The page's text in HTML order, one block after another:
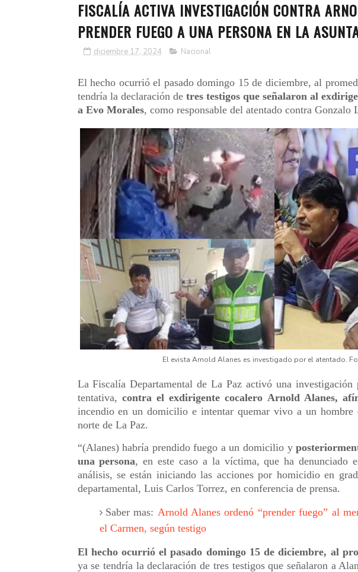
FISCALÍA ACTIVA INVESTIGACIÓN CONTRA
PRENDER FUEGO A UNA PERSONA EN LA
diciembre 17, 2024 Nacional
El hecho ocurrió el pasado domingo 15 de diciembre, al
tendría la declaración de tres testigos que señalaron al
a Evo Morales, como responsable del atentado contra Gonzalo
El evista Arnold Alanes es investigado por el atentado.
La Fiscalía Departamental de La Paz activó una
tentativa, contra el exdirigente cocalero Arnold Alanes,
incendio en un domicilio e intentar quemar vivo a un
norte de La Paz.
“(Alanes) habría prendido fuego a un domicilio y
una persona, en este caso a la víctima, que ha denunciado
análisis, se están iniciando las acciones por homicidio en
departamental, Luis Carlos Torrez, en conferencia de prensa.
Saber mas: Arnold Alanes ordenó “prender fuego” al
el Carmen, según testigo
El hecho ocurrió el pasado domingo 15 de diciembre, al
ya se tendría la declaración de tres testigos que señalaron a